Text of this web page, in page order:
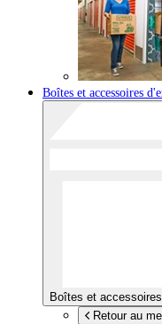
Boîtes et accessoires
Boîtes et
Retour au